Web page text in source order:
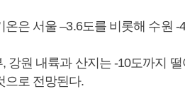
온은 서울 –3.6도를 비롯해 수원 -
강원 내륙과 산지는 -10도까지
으로 전망된다.